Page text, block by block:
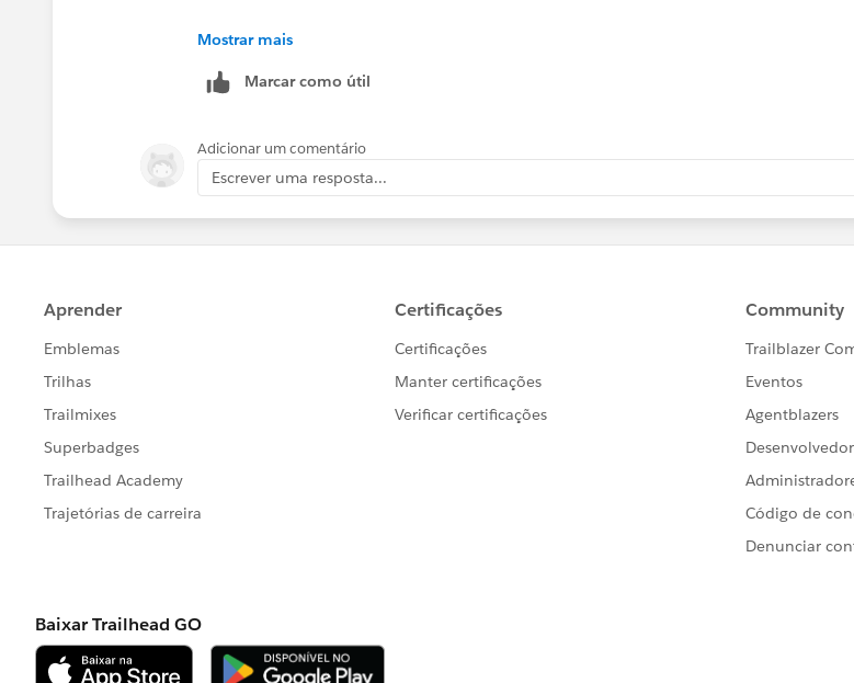
Thank you!!
Mostrar mais
Marcar como útil
Adicionar um comentário
Escrever uma resposta...